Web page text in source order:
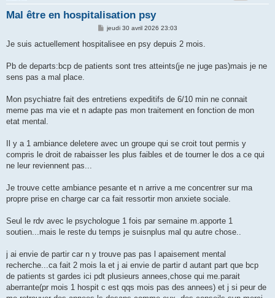
Mal être en hospitalisation psy
M
s
g
jeudi 30 avril 2026 23:03
Je suis actuellement hospitalisee en psy depuis 2 mois.
Pb de departs:bcp de patients sont tres atteints(je ne juge pas)mais je ne
sens pas a mal place.
Mon psychiatre fait des entretiens expeditifs de 6/10 min ne connait
meme pas ma vie et n adapte pas mon traitement en fonction de mon
etat mental.
Il y a 1 ambiance deletere avec un groupe qui se croit tout permis y
compris le droit de rabaisser les plus faibles et de tourner le dos a ce qui
ne leur reviennent pas...
Je trouve cette ambiance pesante et n arrive a me concentrer sur ma
propre prise en charge car ca fait ressortir mon anxiete sociale.
Seul le rdv avec le psychologue 1 fois par semaine m.apporte 1
soutien...mais le reste du temps je suisnplus mal qu autre chose..
j ai envie de partir car n y trouve pas pas l apaisement mental
recherche...ca fait 2 mois la et j ai envie de partir d autant part que bcp
de patients st gardes ici pdt plusieurs annees,chose qui me.parait
aberrante(pr mois 1 hospit c est qqs mois pas des annees) et j si peur de